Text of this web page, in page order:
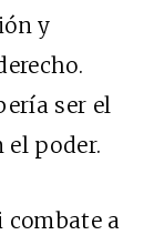
y
ser el
el poder.
combate a